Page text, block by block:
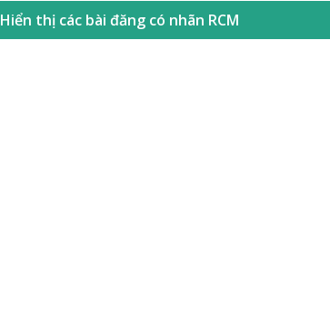
Hiển thị các bài đăng có nhãn RCM